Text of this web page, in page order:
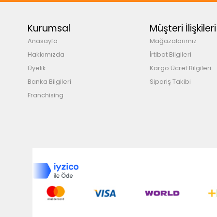
Kurumsal
Anasayfa
Hakkımızda
Üyelik
Banka Bilgileri
Franchising
Müşteri İlişkileri
Mağazalarımız
İrtibat Bilgileri
Kargo Ücret Bilgileri
Sipariş Takibi